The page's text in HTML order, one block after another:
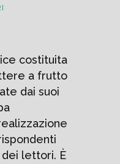
costituita
a frutto
dai suoi
lettori. È